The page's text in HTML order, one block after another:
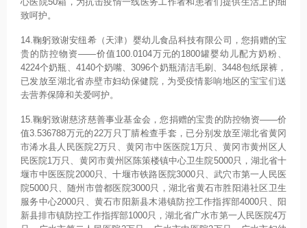
致呵护。
14.鞠躬致谢安纽希（天津）婴幼儿食品科技有限公司，您捐赠的宝
贵的防控物资——价值100.0104万元的1800罐婴幼儿配方奶粉、
4224个奶瓶、4140个奶嘴、3096个奶瓶清洁毛刷、3448包纸尿裤，
已发放至湖北省赤壁市妇幼保健院，为受疫情影响地区的宝宝们送
去营养保障和关爱呵护。
15.鞠躬致谢慈济慈善事业基金会，您捐赠的宝贵的防控物资——价
值3.536788万元的22万只丁腈检查手套，已分别发放至湖北省黄冈
市浠水县人民医院2万只、黄冈市中医医院1万只、黄冈市黄州区人
民医院1万只、黄冈市黄州区陈策楼镇中心卫生院5000只，湖北省十
堰市中医医院2000只、十堰市铁路医院3000只、武穴市第一人民医
院5000只、随州市曾都医院3000只，湖北省黄石市胜阳港社区卫生
服务中心2000只、黄石市阳新县木港镇防控工作指挥部4000只、阳
新县排市镇防控工作指挥部1000只，湖北省广水市第一人民医院4万